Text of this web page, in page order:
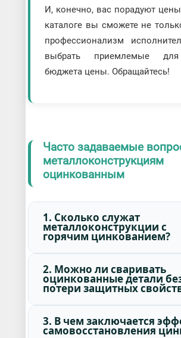
И, конечно, вас порадуют
каталоге вы сможете не
профессионализм
выбрать приемлемые
бюджета цены. Обращайтесь!
Часто задаваемые
металлоконструкциям
оцинкованным
1. Сколько служат
металлоконструкции с
горячим цинкованием?
2. Можно ли сваривать
оцинкованные детали
потери защитных
3. В чем заключается
самовосстановления